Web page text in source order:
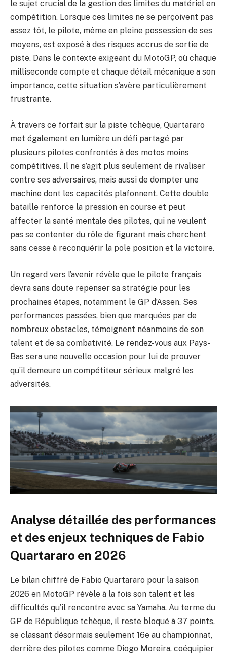
le sujet crucial de la gestion des limites du matériel en
compétition. Lorsque ces limites ne se perçoivent pas
assez tôt, le pilote, même en pleine possession de ses
moyens, est exposé à des risques accrus de sortie de
piste. Dans le contexte exigeant du MotoGP, où chaque
milliseconde compte et chaque détail mécanique a son
importance, cette situation s’avère particulièrement
frustrante.
À travers ce forfait sur la piste tchèque, Quartararo
met également en lumière un défi partagé par
plusieurs pilotes confrontés à des motos moins
compétitives. Il ne s’agit plus seulement de rivaliser
contre ses adversaires, mais aussi de dompter une
machine dont les capacités plafonnent. Cette double
bataille renforce la pression en course et peut
affecter la santé mentale des pilotes, qui ne veulent
pas se contenter du rôle de figurant mais cherchent
sans cesse à reconquérir la pole position et la victoire.
Un regard vers l’avenir révèle que le pilote français
devra sans doute repenser sa stratégie pour les
prochaines étapes, notamment le GP d’Assen. Ses
performances passées, bien que marquées par de
nombreux obstacles, témoignent néanmoins de son
talent et de sa combativité. Le rendez-vous aux Pays-
Bas sera une nouvelle occasion pour lui de prouver
qu’il demeure un compétiteur sérieux malgré les
adversités.
Analyse détaillée des performances
et des enjeux techniques de Fabio
Quartararo en 2026
Le bilan chiffré de Fabio Quartararo pour la saison
2026 en MotoGP révèle à la fois son talent et les
difficultés qu’il rencontre avec sa Yamaha. Au terme du
GP de République tchèque, il reste bloqué à 37 points,
se classant désormais seulement 16e au championnat,
derrière des pilotes comme Diogo Moreira, coéquipier